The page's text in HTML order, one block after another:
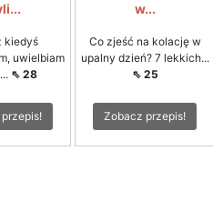
kiedyś
uwielbiam
⇖ 28
w...
Co zjeść na kolację w
upalny dzień? 7 lekkich...
⇖ 25
Zobacz przepis!